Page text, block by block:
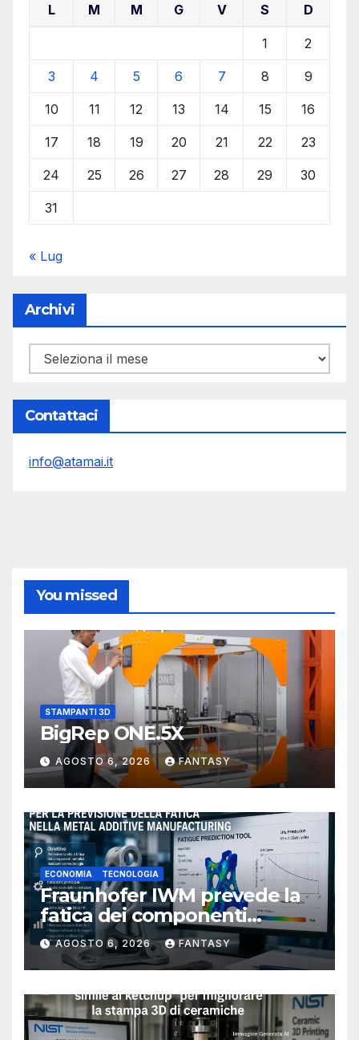
L M M G V S D
1 2
3 4 5 6 7 8 9
10 11 12 13 14 15 16
17 18 19 20 21 22 23
24 25 26 27 28 29 30
31
« Lug
Archivi
Archivi
Contattaci
info@atamai.it
You missed
STAMPANTI 3D
BigRep ONE.5X
AGOSTO 6, 2026 FANTASY
ECONOMIA TECNOLOGIA
Fraunhofer IWM prevede la
fatica dei componenti
metallici stampati in 3D
AGOSTO 6, 2026 FANTASY